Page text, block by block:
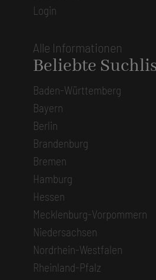
Login
Alle Informationen
Beliebte
Baden-Württemberg
Bayern
Berlin
Brandenburg
Bremen
Hamburg
Hessen
Mecklenburg-Vorpommern
Niedersachsen
Nordrhein-Westfalen
Rheinland-Pfalz